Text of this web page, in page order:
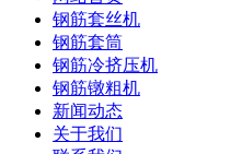
钢筋套丝机
钢筋套筒
钢筋冷挤压机
钢筋镦粗机
新闻动态
关于我们